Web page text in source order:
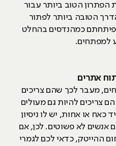
הטוב ביותר עבור
הטובה ביותר לפתור
כמהנדסים בהחלט
למפתחים.
אתרים
מעבר לכך שהם צריכים
צריכים להיות גם מעולים
כאח או אחות, יש לו ניסיון
אנשים לא פשוטים. לכן, אם
ההייטק, כדאי לכם לגמרי